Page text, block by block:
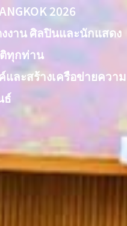
2026
งาน ศิลปินและนักแสดง
ทุกท่าน
ละสร้างเครือข่ายความ
ธ์